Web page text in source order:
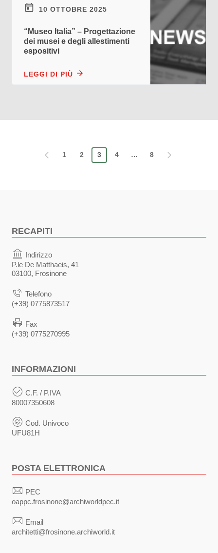
10 OTTOBRE 2025
“Museo Italia” – Progettazione
dei musei e degli allestimenti
espositivi
LEGGI DI PIÙ
Pagina precedente
1 2 3 4 … 8
Pagina successiva
RECAPITI
Indirizzo
P.le De Matthaeis, 41
03100, Frosinone
Telefono
(+39) 0775873517
Fax
(+39) 0775270995
INFORMAZIONI
C.F. / P.IVA
80007350608
Cod. Univoco
UFU81H
POSTA ELETTRONICA
PEC
oappc.frosinone@archiworldpec.it
Email
architetti@frosinone.archiworld.it